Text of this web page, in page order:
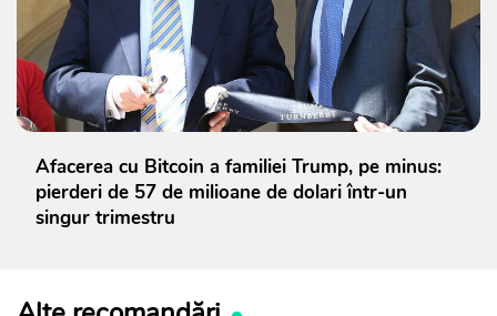
Afacerea cu Bitcoin a familiei Trump, pe minus:
pierderi de 57 de milioane de dolari într-un
singur trimestru